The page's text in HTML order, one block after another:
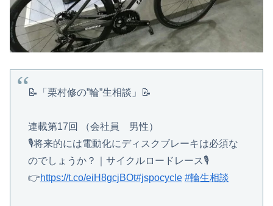
📝「栗村修の”輪”生相談」📝
連載第17回 （会社員 男性）
🎙将来的には電動化にディスクブレーキは必須な
のでしょうか？｜サイクルロードレース🎙
👉https://t.co/eiH8gcjBOt#jspocycle #輪生相談